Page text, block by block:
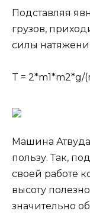
Подставляя
грузов,
силы
T = 2*m1*m2*g/
Машина
пользу. Так,
своей работе
высоту
значительно